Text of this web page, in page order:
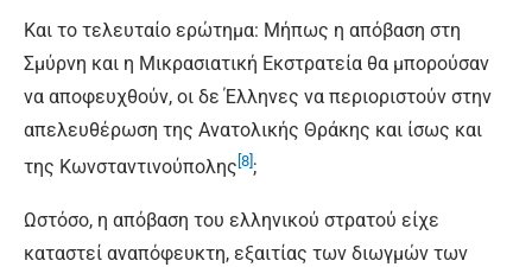
Και το τελευταίο ερώτημα: Μήπως η απόβαση στη
Σμύρνη και η Μικρασιατική Εκστρατεία θα μπορούσαν
να αποφευχθούν, οι δε Έλληνες να περιοριστούν στην
απελευθέρωση της Ανατολικής Θράκης και ίσως και
της Κωνσταντινούπολης [8] ;
Ωστόσο, η απόβαση του ελληνικού στρατού είχε
καταστεί αναπόφευκτη, εξαιτίας των διωγμών των